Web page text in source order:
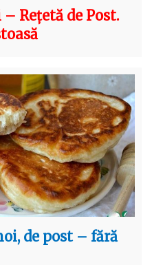
Rețetă de Post.
de post – fără